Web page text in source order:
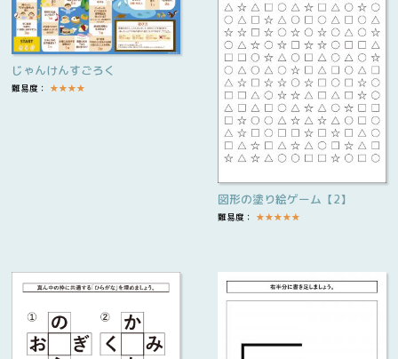
じゃんけんすごろく
難易度： ★★★★
図形の塗り絵ゲーム【2】
難易度： ★★★★★